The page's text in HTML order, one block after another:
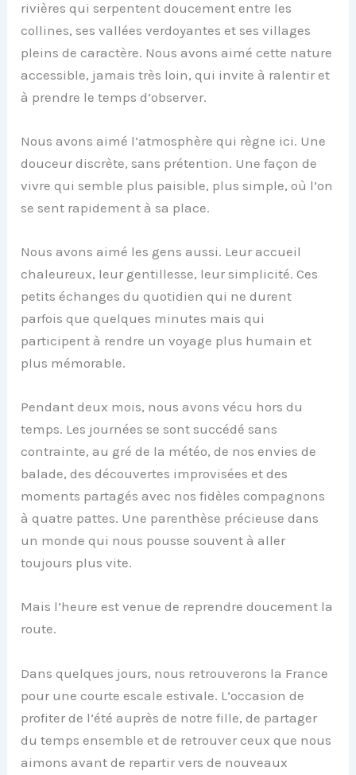
rivières qui serpentent doucement entre les
collines, ses vallées verdoyantes et ses villages
pleins de caractère. Nous avons aimé cette nature
accessible, jamais très loin, qui invite à ralentir et
à prendre le temps d’observer.
Nous avons aimé l’atmosphère qui règne ici. Une
douceur discrète, sans prétention. Une façon de
vivre qui semble plus paisible, plus simple, où l’on
se sent rapidement à sa place.
Nous avons aimé les gens aussi. Leur accueil
chaleureux, leur gentillesse, leur simplicité. Ces
petits échanges du quotidien qui ne durent
parfois que quelques minutes mais qui
participent à rendre un voyage plus humain et
plus mémorable.
Pendant deux mois, nous avons vécu hors du
temps. Les journées se sont succédé sans
contrainte, au gré de la météo, de nos envies de
balade, des découvertes improvisées et des
moments partagés avec nos fidèles compagnons
à quatre pattes. Une parenthèse précieuse dans
un monde qui nous pousse souvent à aller
toujours plus vite.
Mais l’heure est venue de reprendre doucement la
route.
Dans quelques jours, nous retrouverons la France
pour une courte escale estivale. L’occasion de
profiter de l’été auprès de notre fille, de partager
du temps ensemble et de retrouver ceux que nous
aimons avant de repartir vers de nouveaux